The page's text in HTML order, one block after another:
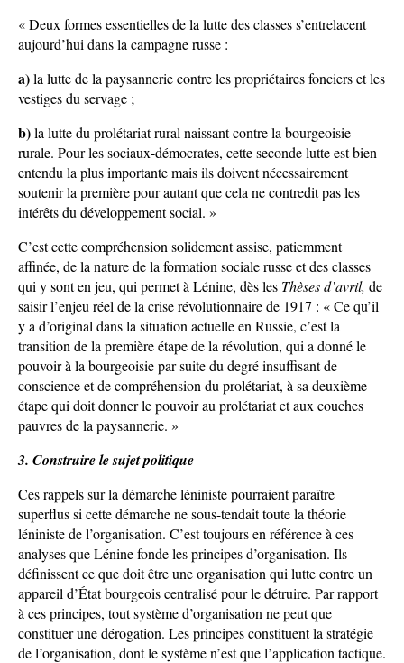
« Deux formes essentielles de la lutte des classes s’entrelacent
aujourd’hui dans la campagne russe :
a)la lutte de la paysannerie contre les propriétaires fonciers et les
vestiges du servage ;
b)la lutte du prolétariat rural naissant contre la bourgeoisie
rurale. Pour les sociaux-démocrates, cette seconde lutte est bien
entendu la plus importante mais ils doivent nécessairement
soutenir la première pour autant que cela ne contredit pas les
intérêts du développement social. »
C’est cette compréhension solidement assise, patiemment
affinée, de la nature de la formation sociale russe et des classes
qui y sont en jeu, qui permet à Lénine, dès les Thèses d’avril, de
saisir l’enjeu réel de la crise révolutionnaire de 1917 : « Ce qu’il
y a d’original dans la situation actuelle en Russie, c’est la
transition de la première étape de la révolution, qui a donné le
pouvoir à la bourgeoisie par suite du degré insuffisant de
conscience et de compréhension du prolétariat, à sa deuxième
étape qui doit donner le pouvoir au prolétariat et aux couches
pauvres de la paysannerie. »
3. Construire le sujet politique
Ces rappels sur la démarche léniniste pourraient paraître
superflus si cette démarche ne sous-tendait toute la théorie
léniniste de l’organisation. C’est toujours en référence à ces
analyses que Lénine fonde les principes d’organisation. Ils
définissent ce que doit être une organisation qui lutte contre un
appareil d’État bourgeois centralisé pour le détruire. Par rapport
à ces principes, tout système d’organisation ne peut que
constituer une dérogation. Les principes constituent la stratégie
de l’organisation, dont le système n’est que l’application tactique.